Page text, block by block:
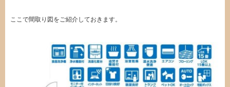
ここで間取り図をご紹介しておきます。